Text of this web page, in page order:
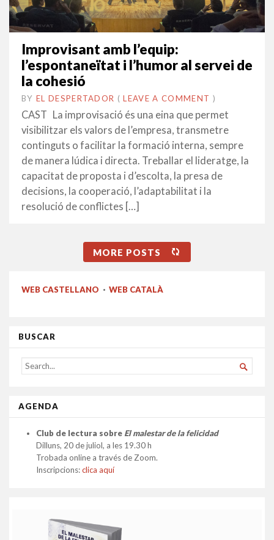
Improvisant amb l’equip:
l’espontaneïtat i l’humor al servei de
la cohesió
BY EL DESPERTADOR ON
31
GENER
•(LEAVE A COMMENT )
CAST La improvisació és una eina que permet
visibilitzar els valors de l’empresa, transmetre
continguts o facilitar la formació interna, sempre
de manera lúdica i directa. Treballar el lideratge, la
capacitat de proposta i d’escolta, la presa de
decisions, la cooperació, l’adaptabilitat i la
resolució de conflictes […]
MORE POSTS
WEB CASTELLANO · WEB CATALÀ
BUSCAR
SEARCH
FOR...

AGENDA
Club de lectura sobre El malestar de la felicidad
Dilluns, 20 de juliol, a les 19.30 h
Trobada online a través de Zoom.
Inscripcions:clica aquí